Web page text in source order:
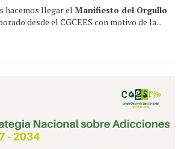
hacemos llegar el Manifiesto del Orgullo
desde el CGCEES con motivo de la...